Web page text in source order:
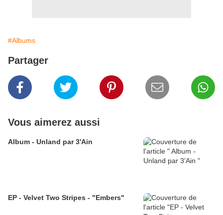
#Albums
Partager
Vous aimerez aussi
Album - Unland par 3'Ain
EP - Velvet Two Stripes - "Embers"